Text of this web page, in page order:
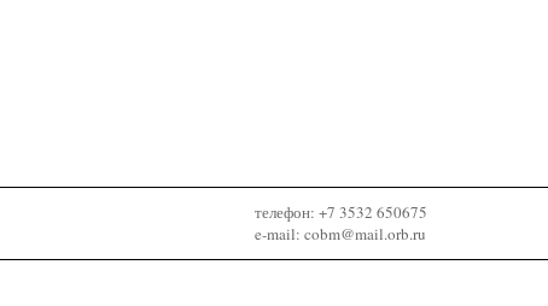
телефон: +7 3532 650675
e-mail: cobm@mail.orb.ru